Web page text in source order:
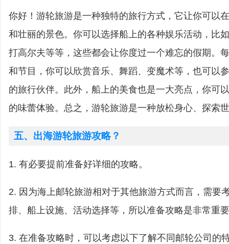
你好！游轮旅游是一种独特的旅行方式，它让你可以
和壮丽的景色。你可以选择船上的各种娱乐活动，比
打高尔夫等等，这些都会让你度过一个难忘的假期。
和节目，你可以欣赏音乐、舞蹈、变魔术等，也可以
的旅行伙伴。此外，船上的美食也是一大亮点，你可
的味蕾体验。总之，游轮旅游是一种放松身心、探索
五、出海游轮旅游攻略？
1. 有必要提前准备好详细的攻略。
2. 因为海上邮轮旅游相对于其他旅游方式而言，需要
排、船上设施、活动选择等，所以准备攻略是非常重
3. 在准备攻略时，可以考虑以下了解不同邮轮公司的